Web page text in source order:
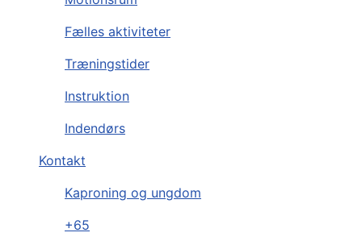
Fælles aktiviteter
Træningstider
Instruktion
Indendørs
Kontakt
Kaproning og ungdom
+65